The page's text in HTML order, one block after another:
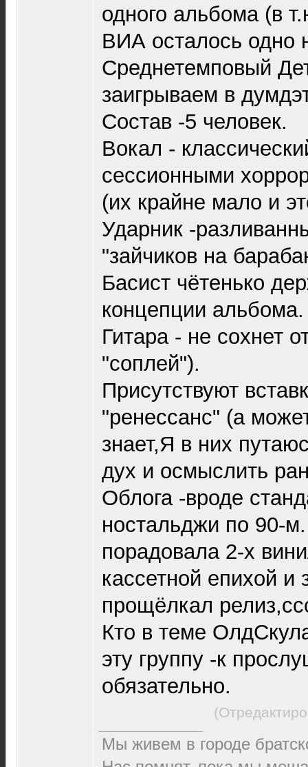
одного альбома (в
ВИА осталось одно
Среднетемповый
заигрываем в
Состав -5 человек.
Вокал -
сессионными
(их крайне мало и
Ударник -
"зайчиков на
Басист чётенько
концепции альбома.
Гитара - не сохнет
"соплей").
Присутствуют
"ренессанс" (а
знает,Я в них
дух и осмыслить
Облога -вроде
ностальджи по 90-
порадовала 2-х
кассетной епихой и
прощёлкал
Кто в теме
эту группу -к
обязательно.
Мы живем в городе